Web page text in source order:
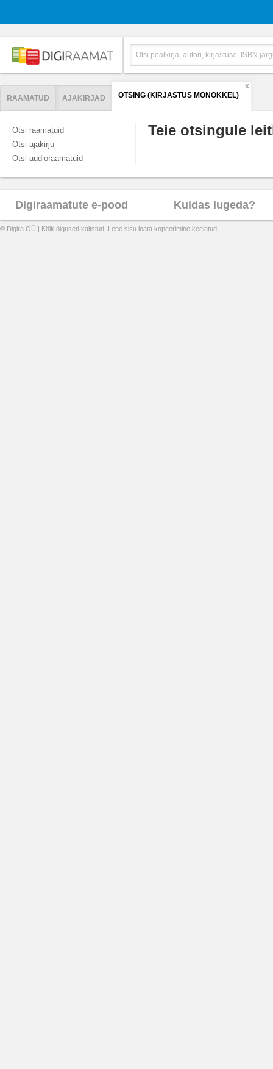
RAAMATUD AJAKIRJAD OTSING (KIRJASTUS MONOKKEL)
X
Otsi raamatuid
Otsi ajakirju
Otsi audioraamatuid
Teie otsingule
Digiraamatute e-pood Kuidas lugeda?
© Digira OÜ | Kõik õigused kaitstud. Lehe sisu loata kopeerimine keelatud.